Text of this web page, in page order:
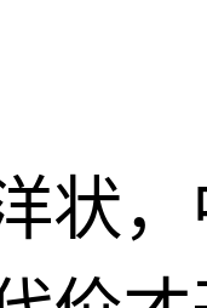
状